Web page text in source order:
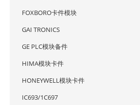
FOXBORO卡件模块
GAI TRONICS
GE PLC模块备件
HIMA模块卡件
HONEYWELL模块卡件
IC693/1C697